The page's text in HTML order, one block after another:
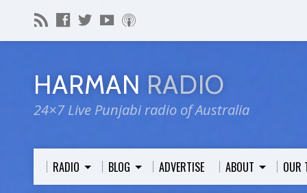
HARMAN RADIO
24×7 Live Punjabi radio of Australia
RADIO BLOG ADVERTISE ABOUT OUR